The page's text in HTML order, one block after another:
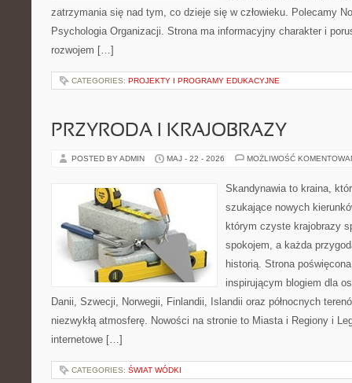
zatrzymania się nad tym, co dzieje się w człowieku. Polecamy
Psychologia Organizacji. Strona ma informacyjny charakter i
rozwojem […]
CATEGORIES: PROJEKTY I PROGRAMY EDUKACYJNE
PRZYRODA I KRAJOBRAZY
POSTED BY ADMIN MAJ - 22 - 2026 MOŻLIWOŚĆ
Skandynawia to kraina,
szukające nowych
którym czyste krajobrazy
spokojem, a każda
historią. Strona
inspirującym blogiem dla
Danii, Szwecji, Norwegii, Finlandii, Islandii oraz północnych
niezwykłą atmosferę. Nowości na stronie to Miasta i Regiony i
internetowe […]
CATEGORIES: ŚWIAT WÓDKI